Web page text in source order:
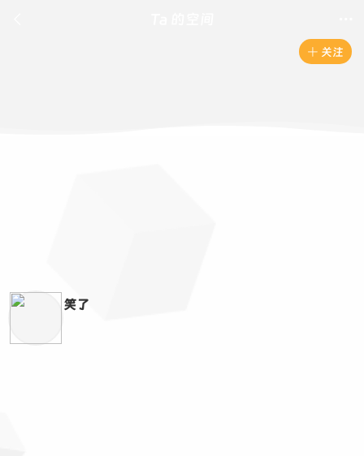
 关注
笑了